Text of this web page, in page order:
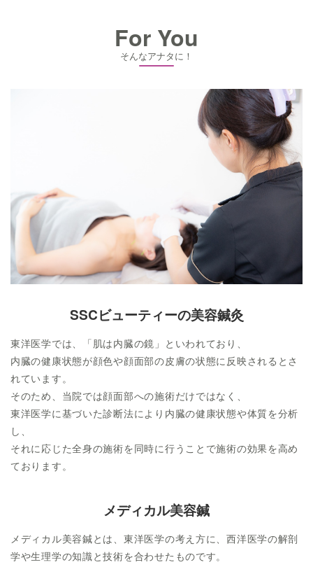
For You
そんなアナタに！
SSCビューティーの美容鍼灸
東洋医学では、「肌は内臓の鏡」といわれており、
内臓の健康状態が顔色や顔面部の皮膚の状態に反映されるとさ
れています。
そのため、当院では顔面部への施術だけではなく、
東洋医学に基づいた診断法により内臓の健康状態や体質を分析
し、
それに応じた全身の施術を同時に行うことで施術の効果を高め
ております。
メディカル美容鍼
メディカル美容鍼とは、東洋医学の考え方に、西洋医学の解剖
学や生理学の知識と技術を合わせたものです。